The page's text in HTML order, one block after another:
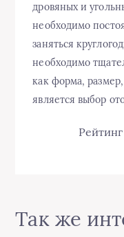
дровяных и
необходимо
заняться
необходимо
как форма,
является выбор
Так же